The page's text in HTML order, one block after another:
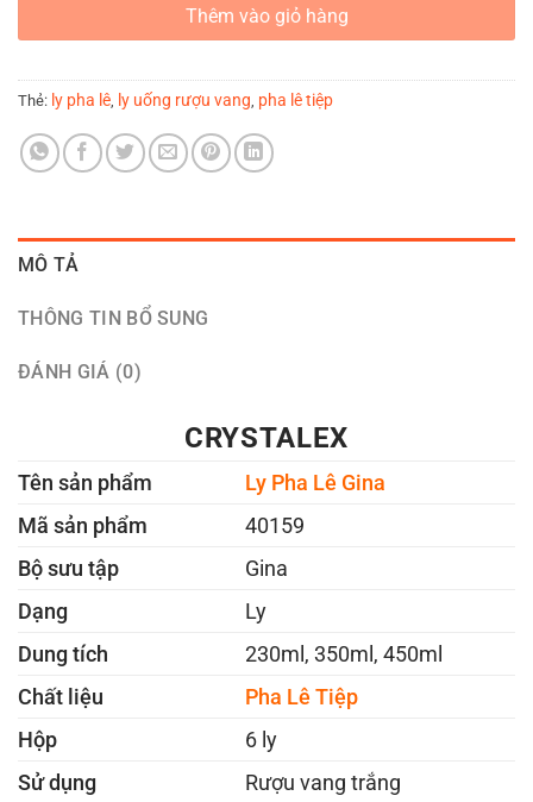
Thêm vào giỏ hàng
Thẻ: ly pha lê ly uống rượu vang pha lê tiệp
MÔ TẢ
THÔNG TIN BỔ SUNG
ĐÁNH GIÁ (0)
CRYSTALEX
Tên sản phẩm
Ly Pha Lê Gina
Mã sản phẩm
40159
Bộ sưu tập
Gina
Dạng
Ly
Dung tích
230ml, 350ml, 450ml
Chất liệu
Pha Lê Tiệp
Hộp
6 ly
Sử dụng
Rượu vang trắng